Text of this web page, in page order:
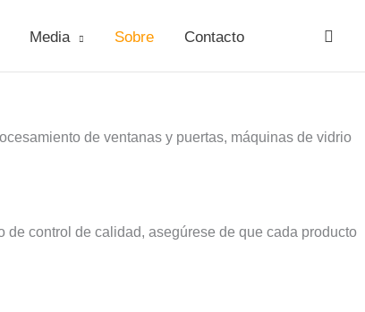
Media Sobre Contacto
de ventanas y puertas, máquinas de vidrio
control de calidad, asegúrese de que cada producto